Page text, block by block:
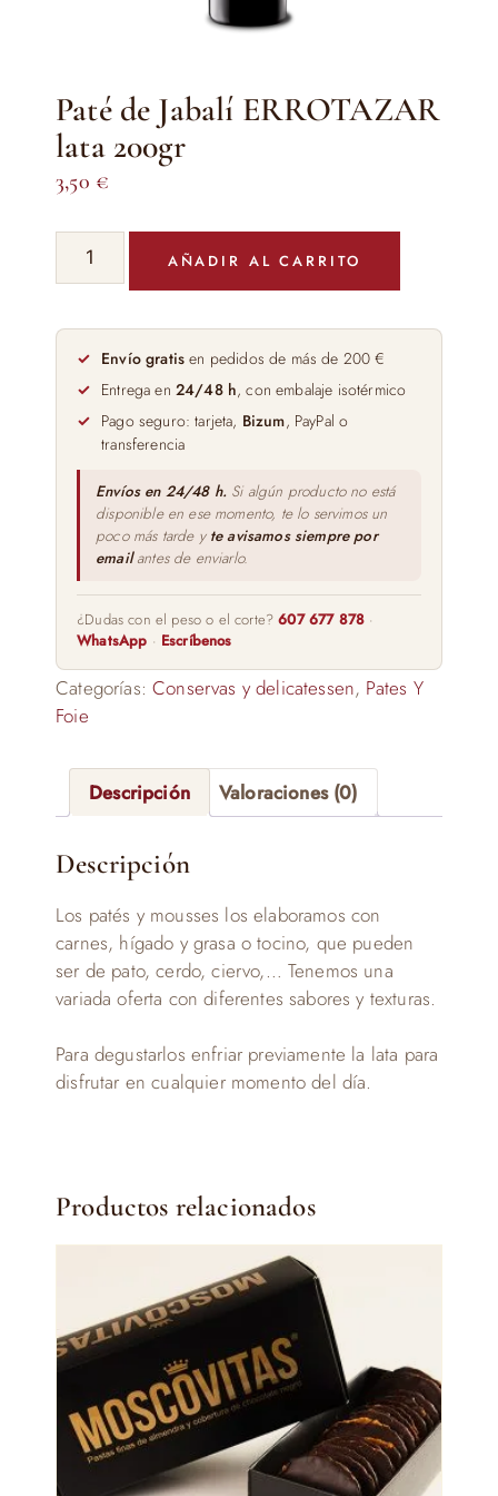
Paté de Jabalí ERROTAZAR
lata 200gr
3,50 €
ERROTAZAR
lata
200gr
cantidad
AÑADIR AL CARRITO
Envío gratis en pedidos de más de 200 €
Entrega en 24/48 h, con embalaje isotérmico
Pago seguro: tarjeta, Bizum, PayPal o
transferencia
Envíos en 24/48 h. Si algún producto no está
disponible en ese momento, te lo servimos un
poco más tarde y te avisamos siempre por
emailantes de enviarlo.
¿Dudas con el peso o el corte?607 677 878 ·
WhatsApp · Escríbenos
Categorías:Conservas y delicatessen, Pates Y
Foie
Descripción Valoraciones (0)
Descripción
Los patés y mousses los elaboramos con
carnes, hígado y grasa o tocino, que pueden
ser de pato, cerdo, ciervo,… Tenemos una
variada oferta con diferentes sabores y texturas.
Para degustarlos enfriar previamente la lata para
disfrutar en cualquier momento del día.
Productos relacionados